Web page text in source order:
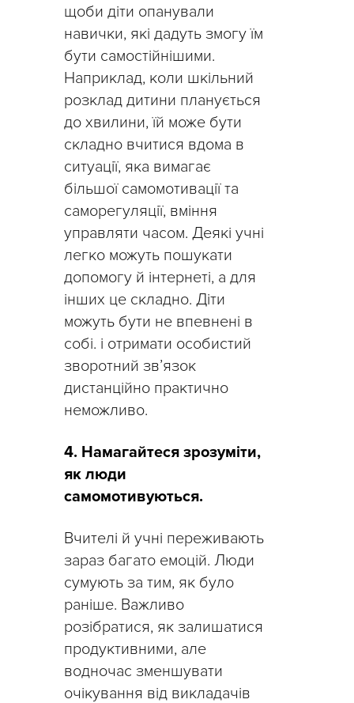
щоби діти опанували
навички, які дадуть змогу їм
бути самостійнішими.
Наприклад, коли шкільний
розклад дитини планується
до хвилини, їй може бути
складно вчитися вдома в
ситуації, яка вимагає
більшої самомотивації та
саморегуляції, вміння
управляти часом. Деякі учні
легко можуть пошукати
допомогу й інтернеті, а для
інших це складно. Діти
можуть бути не впевнені в
собі. і отримати особистий
зворотний зв’язок
дистанційно практично
неможливо.
4. Намагайтеся зрозуміти,
як люди
самомотивуються.
Вчителі й учні переживають
зараз багато емоцій. Люди
сумують за тим, як було
раніше. Важливо
розібратися, як залишатися
продуктивними, але
водночас зменшувати
очікування від викладачів